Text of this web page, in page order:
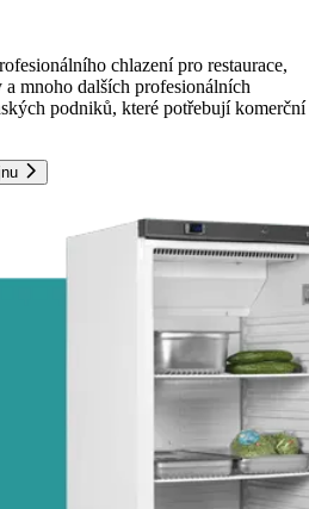
chlazení pro restaurace,
mnoho dalších profesionálních
podniků, které potřebují komerční